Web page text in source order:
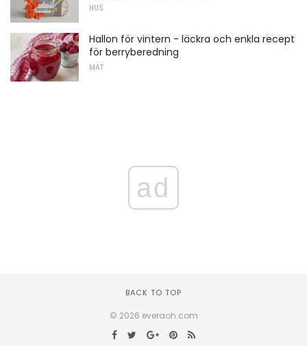
HUS
Hallon för vintern - läckra och enkla recept
för berryberedning
MAT
ad
BACK TO TOP
© 2026 everaoh.com